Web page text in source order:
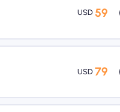
USD 59
USD 79